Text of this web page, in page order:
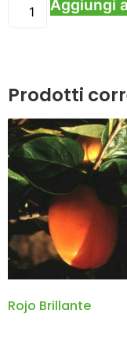
Aggiungi
Prodotti
Rojo Brillante